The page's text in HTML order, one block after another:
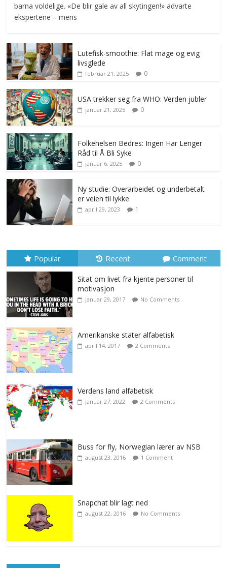
barna voldelige. «De blir gale av all skytingen!» advarte
ekspertene – mens
Lutefisk-smoothie: Flat mage og evig
livsglede
februar 21, 2025 0
USA trekker seg fra WHO: Verden jubler
januar 21, 2025 0
Folkehelsen Bedres: Ingen Har Lenger
Råd til Å Bli Syke
januar 6, 2025 0
Ny studie: Overarbeidet og underbetalt
er veien til lykke
april 29, 2023 1
Popular Recent Comment
Sitat om livet fra kjente personer til
motivasjon
januar 29, 2017 No Comments
Amerikanske stater alfabetisk
april 14, 2017 2 Comments
Verdens land alfabetisk
januar 27, 2022 2 Comments
Buss for fly, Norwegian lærer av NSB
august 23, 2016 1 Comment
Snapchat blir lagt ned
august 22, 2016 No Comments